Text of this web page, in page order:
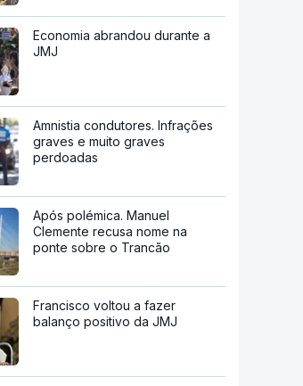
Economia abrandou durante a
JMJ
Amnistia condutores. Infrações
graves e muito graves
perdoadas
Após polémica. Manuel
Clemente recusa nome na
ponte sobre o Trancão
Francisco voltou a fazer
balanço positivo da JMJ